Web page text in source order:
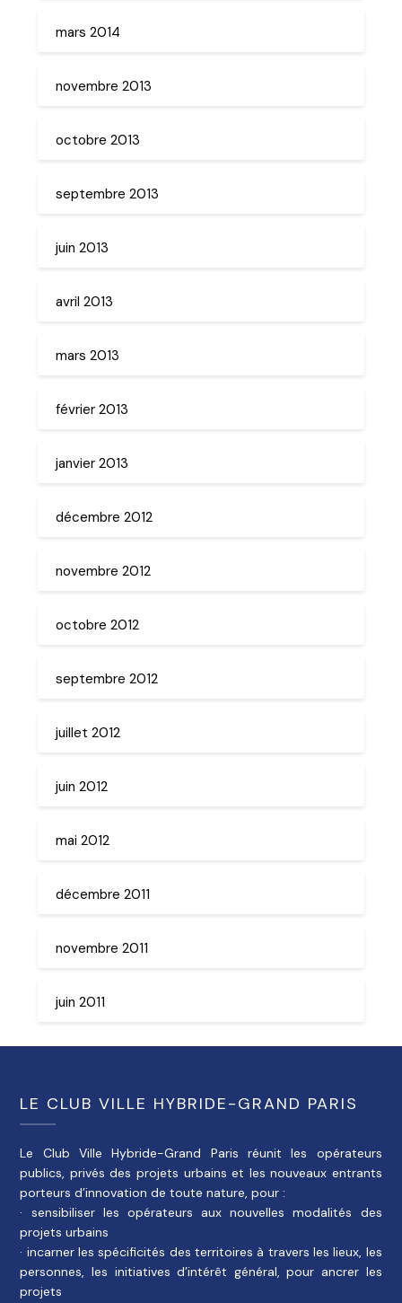
mars 2014
novembre 2013
octobre 2013
septembre 2013
juin 2013
avril 2013
mars 2013
février 2013
janvier 2013
décembre 2012
novembre 2012
octobre 2012
septembre 2012
juillet 2012
juin 2012
mai 2012
décembre 2011
novembre 2011
juin 2011
LE CLUB VILLE HYBRIDE-GRAND PARIS
Le Club Ville Hybride-Grand Paris réunit les opérateurs
publics, privés des projets urbains et les nouveaux entrants
porteurs d’innovation de toute nature, pour :
· sensibiliser les opérateurs aux nouvelles modalités des
projets urbains
· incarner les spécificités des territoires à travers les lieux, les
personnes, les initiatives d’intérêt général, pour ancrer les
projets